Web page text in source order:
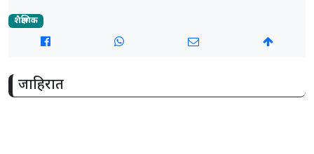
शैक्षणिक
जाहिरात